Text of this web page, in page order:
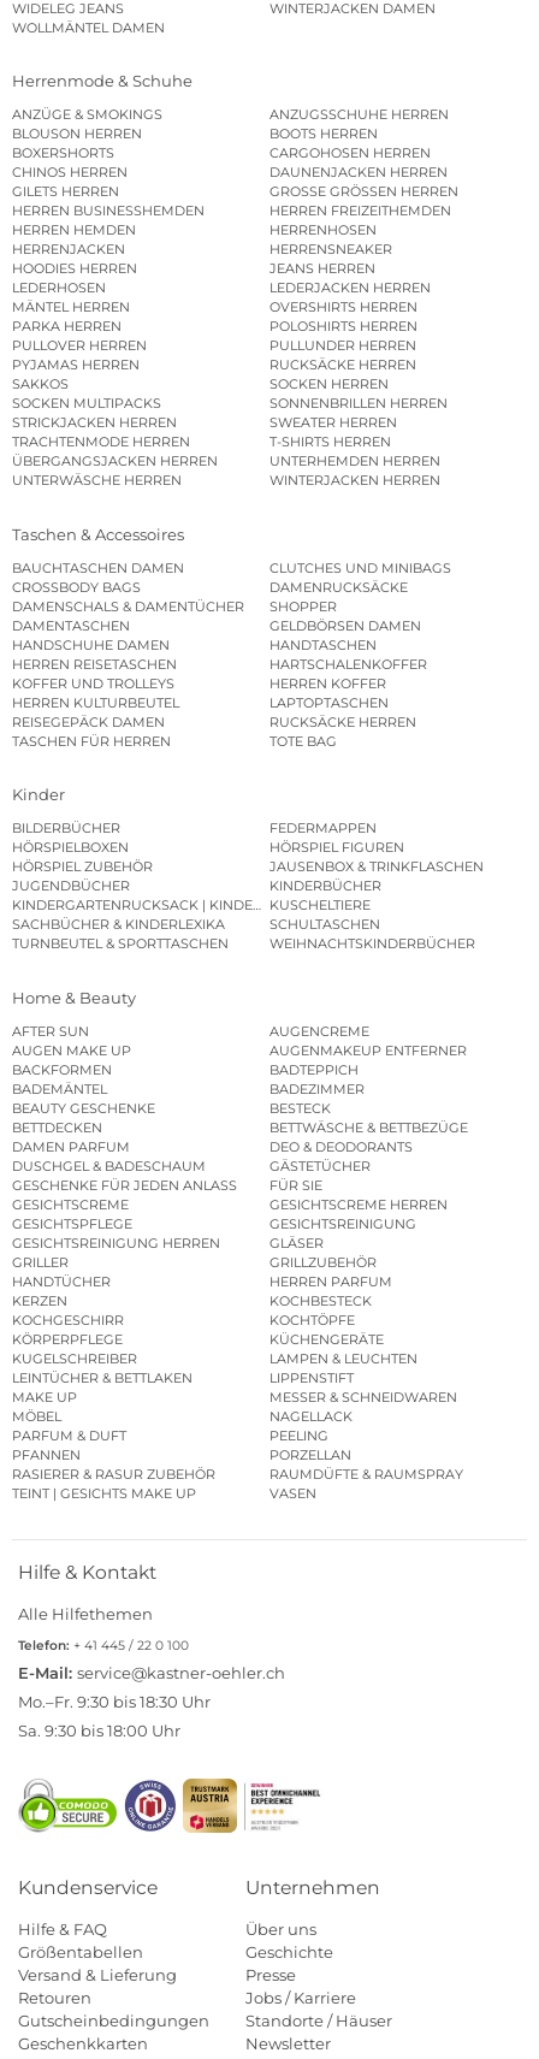
WIDELEG JEANS
WINTERJACKEN DAMEN
WOLLMÄNTEL DAMEN
Herrenmode & Schuhe
ANZÜGE & SMOKINGS
ANZUGSSCHUHE HERREN
BLOUSON HERREN
BOOTS HERREN
BOXERSHORTS
CARGOHOSEN HERREN
CHINOS HERREN
DAUNENJACKEN HERREN
GILETS HERREN
GROSSE GRÖSSEN HERREN
HERREN BUSINESSHEMDEN
HERREN FREIZEITHEMDEN
HERREN HEMDEN
HERRENHOSEN
HERRENJACKEN
HERRENSNEAKER
HOODIES HERREN
JEANS HERREN
LEDERHOSEN
LEDERJACKEN HERREN
MÄNTEL HERREN
OVERSHIRTS HERREN
PARKA HERREN
POLOSHIRTS HERREN
PULLOVER HERREN
PULLUNDER HERREN
PYJAMAS HERREN
RUCKSÄCKE HERREN
SAKKOS
SOCKEN HERREN
SOCKEN MULTIPACKS
SONNENBRILLEN HERREN
STRICKJACKEN HERREN
SWEATER HERREN
TRACHTENMODE HERREN
T-SHIRTS HERREN
ÜBERGANGSJACKEN HERREN
UNTERHEMDEN HERREN
UNTERWÄSCHE HERREN
WINTERJACKEN HERREN
Taschen & Accessoires
BAUCHTASCHEN DAMEN
CLUTCHES UND MINIBAGS
CROSSBODY BAGS
DAMENRUCKSÄCKE
DAMENSCHALS & DAMENTÜCHER
SHOPPER
DAMENTASCHEN
GELDBÖRSEN DAMEN
HANDSCHUHE DAMEN
HANDTASCHEN
HERREN REISETASCHEN
HARTSCHALENKOFFER
KOFFER UND TROLLEYS
HERREN KOFFER
HERREN KULTURBEUTEL
LAPTOPTASCHEN
REISEGEPÄCK DAMEN
RUCKSÄCKE HERREN
TASCHEN FÜR HERREN
TOTE BAG
Kinder
BILDERBÜCHER
FEDERMAPPEN
HÖRSPIELBOXEN
HÖRSPIEL FIGUREN
HÖRSPIEL ZUBEHÖR
JAUSENBOX & TRINKFLASCHEN
JUGENDBÜCHER
KINDERBÜCHER
KINDERGARTENRUCKSACK | KINDERGARTENBEUTEL
KUSCHELTIERE
SACHBÜCHER & KINDERLEXIKA
SCHULTASCHEN
TURNBEUTEL & SPORTTASCHEN
WEIHNACHTSKINDERBÜCHER
Home & Beauty
AFTER SUN
AUGENCREME
AUGEN MAKE UP
AUGENMAKEUP ENTFERNER
BACKFORMEN
BADTEPPICH
BADEMÄNTEL
BADEZIMMER
BEAUTY GESCHENKE
BESTECK
BETTDECKEN
BETTWÄSCHE & BETTBEZÜGE
DAMEN PARFUM
DEO & DEODORANTS
DUSCHGEL & BADESCHAUM
GÄSTETÜCHER
GESCHENKE FÜR JEDEN ANLASS
FÜR SIE
GESICHTSCREME
GESICHTSCREME HERREN
GESICHTSPFLEGE
GESICHTSREINIGUNG
GESICHTSREINIGUNG HERREN
GLÄSER
GRILLER
GRILLZUBEHÖR
HANDTÜCHER
HERREN PARFUM
KERZEN
KOCHBESTECK
KOCHGESCHIRR
KOCHTÖPFE
KÖRPERPFLEGE
KÜCHENGERÄTE
KUGELSCHREIBER
LAMPEN & LEUCHTEN
LEINTÜCHER & BETTLAKEN
LIPPENSTIFT
MAKE UP
MESSER & SCHNEIDWAREN
MÖBEL
NAGELLACK
PARFUM & DUFT
PEELING
PFANNEN
PORZELLAN
RASIERER & RASUR ZUBEHÖR
RAUMDÜFTE & RAUMSPRAY
TEINT | GESICHTS MAKE UP
VASEN
Hilfe & Kontakt
Alle Hilfethemen
Telefon: + 41 445 / 22 0 100
E-Mail: service@kastner-oehler.ch
Mo.–Fr. 9:30 bis 18:30 Uhr
Sa. 9:30 bis 18:00 Uhr
Kundenservice
Hilfe & FAQ
Größentabellen
Versand & Lieferung
Retouren
Gutscheinbedingungen
Geschenkkarten
Unternehmen
Über uns
Geschichte
Presse
Jobs / Karriere
Standorte / Häuser
Newsletter